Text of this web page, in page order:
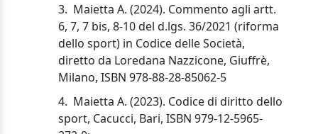
3. Maietta A. (2024). Commento agli artt.
6, 7, 7 bis, 8-10 del d.lgs. 36/2021 (riforma
dello sport) in Codice delle Società,
diretto da Loredana Nazzicone, Giuffrè,
Milano, ISBN 978-88-28-85062-5
4. Maietta A. (2023). Codice di diritto dello
sport, Cacucci, Bari, ISBN 979-12-5965-